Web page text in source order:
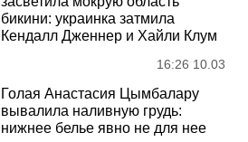
бикини: украинка затмила
Кендалл Дженнер и Хайли Клум
16:26 10.03
Голая Анастасия Цымбалару
вывалила наливную грудь:
нижнее белье явно не для нее